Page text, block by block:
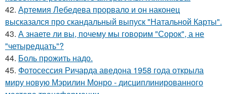
42. Артемия Лебедева прорвало и он наконец
высказался про скандальный выпуск "Натальной Карты".
43. А знаете ли вы, почему мы говорим "Сорок", а не
"четыредцать"?
44. Боль прожить надо.
45. Фотосессия Ричарда аведона 1958 года открыла
миру новую Мэрилин Монро - дисциплинированного